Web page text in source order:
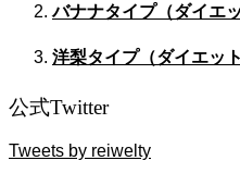
バナナタイプ（ダイエ
洋梨タイプ（ダイエッ
公式Twitter
Tweets by reiwelty